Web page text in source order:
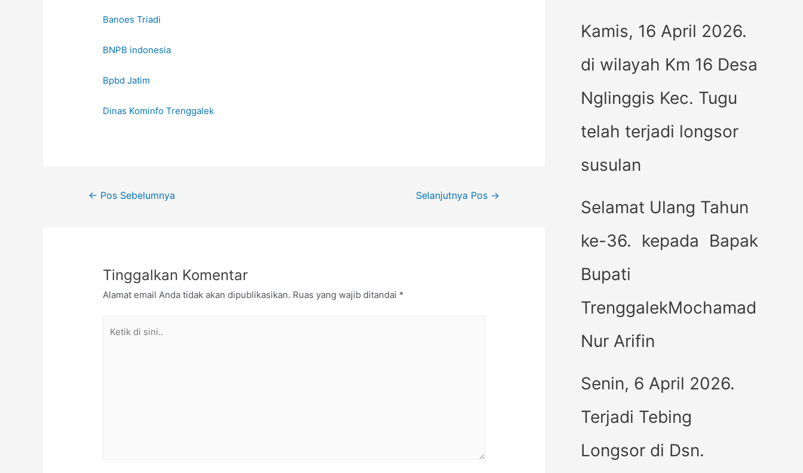
Banoes Triadi
BNPB indonesia
Bpbd Jatim
Dinas Kominfo Trenggalek
← Pos Sebelumnya Selanjutnya Pos →
Tinggalkan Komentar
Alamat email Anda tidak akan dipublikasikan. Ruas yang wajib ditandai *
Kamis, 16 April 2026.
di wilayah Km 16 Desa
Nglinggis Kec. Tugu
telah terjadi longsor
susulan
Selamat Ulang Tahun
ke-36. kepada Bapak
Bupati
TrenggalekMochamad
Nur Arifin
Senin, 6 April 2026.
Terjadi Tebing
Longsor di Dsn.